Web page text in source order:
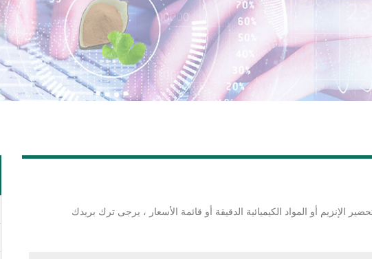
الإنزيم أو المواد الكيميائية الدقيقة أو قائمة الأسعار ، يرجى ترك بريدك